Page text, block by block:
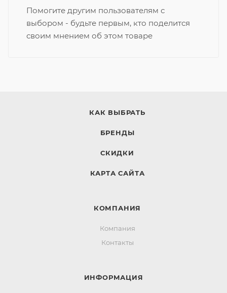
Помогите другим пользователям с
выбором - будьте первым, кто поделится
своим мнением об этом товаре
КАК ВЫБРАТЬ
БРЕНДЫ
СКИДКИ
КАРТА САЙТА
КОМПАНИЯ
Компания
Контакты
ИНФОРМАЦИЯ